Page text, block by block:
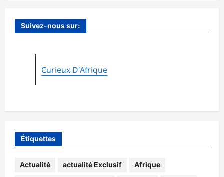
Suivez-nous sur:
Curieux D'Afrique
Étiquettes
Actualité actualité Exclusif Afrique